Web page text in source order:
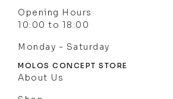
Opening Hours
10:00 to 18:00
Monday - Saturday
MOLOS CONCEPT STORE
About Us